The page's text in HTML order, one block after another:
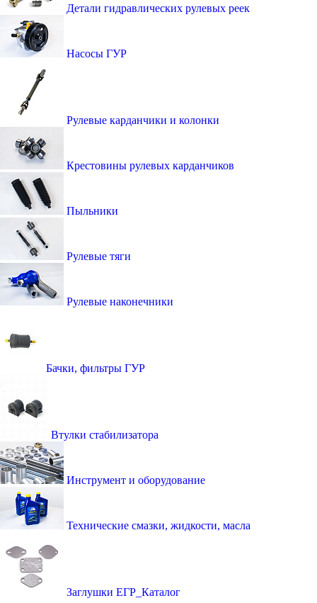
Детали гидравлических рулевых реек
Насосы ГУР
Рулевые карданчики и колонки
Крестовины рулевых карданчиков
Пыльники
Рулевые тяги
Рулевые наконечники
Бачки, фильтры ГУР
Втулки стабилизатора
Инструмент и оборудование
Технические смазки, жидкости, масла
Заглушки ЕГР_Каталог